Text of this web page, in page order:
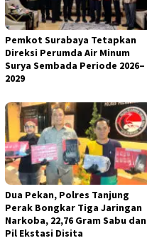
Pemkot Surabaya Tetapkan
Direksi Perumda Air Minum
Surya Sembada Periode 2026–
2029
Dua Pekan, Polres Tanjung
Perak Bongkar Tiga Jaringan
Narkoba, 22,76 Gram Sabu dan
Pil Ekstasi Disita